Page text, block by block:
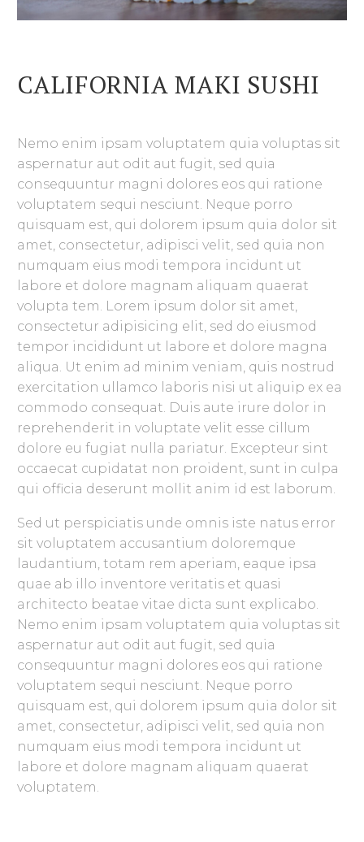
CALIFORNIA MAKI SUSHI
Nemo enim ipsam voluptatem quia voluptas sit
aspernatur aut odit aut fugit, sed quia
consequuntur magni dolores eos qui ratione
voluptatem sequi nesciunt. Neque porro
quisquam est, qui dolorem ipsum quia dolor sit
amet, consectetur, adipisci velit, sed quia non
numquam eius modi tempora incidunt ut
labore et dolore magnam aliquam quaerat
volupta tem. Lorem ipsum dolor sit amet,
consectetur adipisicing elit, sed do eiusmod
tempor incididunt ut labore et dolore magna
aliqua. Ut enim ad minim veniam, quis nostrud
exercitation ullamco laboris nisi ut aliquip ex ea
commodo consequat. Duis aute irure dolor in
reprehenderit in voluptate velit esse cillum
dolore eu fugiat nulla pariatur. Excepteur sint
occaecat cupidatat non proident, sunt in culpa
qui officia deserunt mollit anim id est laborum.
Sed ut perspiciatis unde omnis iste natus error
sit voluptatem accusantium doloremque
laudantium, totam rem aperiam, eaque ipsa
quae ab illo inventore veritatis et quasi
architecto beatae vitae dicta sunt explicabo.
Nemo enim ipsam voluptatem quia voluptas sit
aspernatur aut odit aut fugit, sed quia
consequuntur magni dolores eos qui ratione
voluptatem sequi nesciunt. Neque porro
quisquam est, qui dolorem ipsum quia dolor sit
amet, consectetur, adipisci velit, sed quia non
numquam eius modi tempora incidunt ut
labore et dolore magnam aliquam quaerat
voluptatem.